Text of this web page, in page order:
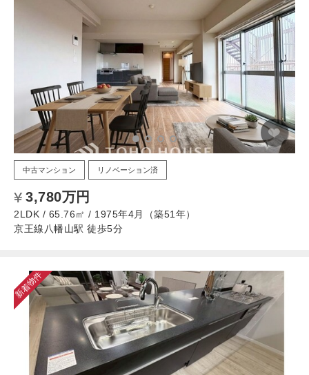
中古マンション リノベーション済
3,780万円
2LDK / 65.76㎡ / 1975年4月（築51年）
京王線八幡山駅 徒歩5分
新着物件